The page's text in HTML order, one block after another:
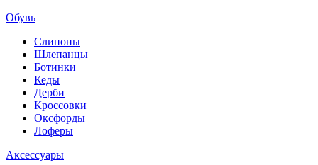
Обувь
Слипоны
Шлепанцы
Ботинки
Кеды
Дерби
Кроссовки
Оксфорды
Лоферы
Аксессуары